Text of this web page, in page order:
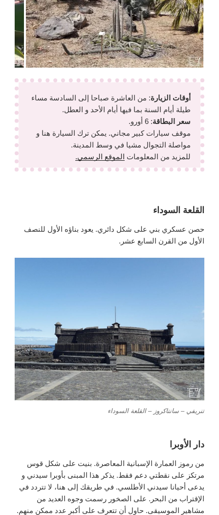
أوقات الزيارة: من العاشرة صباحا إلى السادسة مساء
طيلة أيام السنة بما فيها أيام الأحد و العطل.
سعر البطاقة: 6 أورو.
موقف سيارات كبير مجاني. يمكن ترك السيارة هنا و
مواصلة التجوال مشيا في وسط المدينة.
للمزيد من المعلومات الموقع الرسمي.
القلعة السوداء
حصن عسكري بني على شكل دائري. يعود بناؤه الأول للنصف
الأول من القرن السابع عشر.
تنريفي – سانتاكروز – القلعة السوداء
دار الأوبرا
من رموز العمارة الإسبانية المعاصرة. بنيت على شكل قوس
مرتكز على نقطتي دعم فقط. يذكر هذا المبنى بأوبرا سيدني و
يدعى أحيانا سيدني الأطلسي. في طريقك إلى هنا، لا تتردد في
الإقتراب من البحر. على الصخور رسمت وجوه العديد من
مشاهير الموسيقى. حاول أن تتعرف على أكبر عدد ممكن منهم.